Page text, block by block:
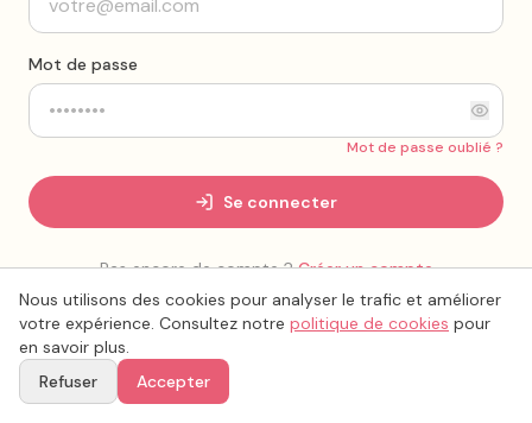
Mot de passe
Mot de passe oublié ?
Se connecter
Pas encore de compte ? Créer un compte
Nous utilisons des cookies pour analyser le trafic et améliorer
votre expérience. Consultez notre politique de cookies pour
en savoir plus.
Refuser
Accepter